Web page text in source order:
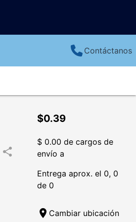
Contáctanos
share
$0.39
$ 0.00 de cargos de
envío a
Entrega aprox. el 0, 0
de 0
location_on Cambiar ubicación